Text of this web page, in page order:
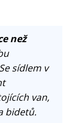
než
sídlem v
van,
bidetů.